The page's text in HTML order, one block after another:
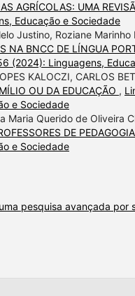
AGRÍCOLAS: UMA
Educação e Sociedade
Justino, Roziane Marinho
NA BNCC DE LÍNGUA
(2024): Linguagens,
KALOCZI, CARLOS
OU DA EDUCAÇÃO ,
e Sociedade
Maria Querido de Oliveira
DE PEDAGOGIA
e Sociedade
pesquisa avançada por